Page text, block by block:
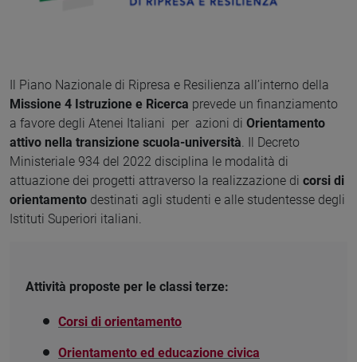
Il Piano Nazionale di Ripresa e Resilienza all’interno della
Missione 4 Istruzione e Ricerca prevede un finanziamento
a favore degli Atenei Italiani per azioni di Orientamento
attivo nella transizione scuola-università . Il Decreto
Ministeriale 934 del 2022 disciplina le modalità di
attuazione dei progetti attraverso la realizzazione di corsi di
orientamento destinati agli studenti e alle studentesse degli
Istituti Superiori italiani.
Attività proposte per le classi terze:
Corsi di orientamento
Orientamento ed educazione civica